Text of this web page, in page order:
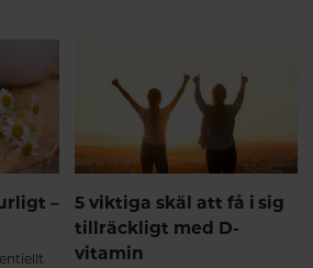
den
varför
på
–
5 viktiga skäl att få i sig
tillräckligt med D-
vitamin